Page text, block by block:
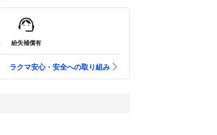
紛失補償有
ラクマ安心・安全への取り組み